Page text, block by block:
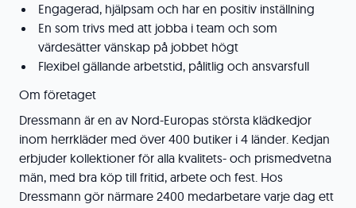
Engagerad, hjälpsam och har en positiv inställning
En som trivs med att jobba i team och som
värdesätter vänskap på jobbet högt
Flexibel gällande arbetstid, pålitlig och ansvarsfull
Om företaget
Dressmann är en av Nord-Europas största klädkedjor
inom herrkläder med över 400 butiker i 4 länder. Kedjan
erbjuder kollektioner för alla kvalitets- och prismedvetna
män, med bra köp till fritid, arbete och fest. Hos
Dressmann gör närmare 2400 medarbetare varje dag ett